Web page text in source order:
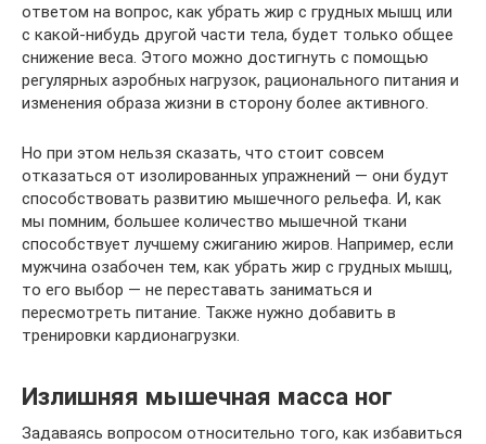
ответом на вопрос, как убрать жир с грудных мышц или
с какой-нибудь другой части тела, будет только общее
снижение веса. Этого можно достигнуть с помощью
регулярных аэробных нагрузок, рационального питания и
изменения образа жизни в сторону более активного.
Но при этом нельзя сказать, что стоит совсем
отказаться от изолированных упражнений — они будут
способствовать развитию мышечного рельефа. И, как
мы помним, большее количество мышечной ткани
способствует лучшему сжиганию жиров. Например, если
мужчина озабочен тем, как убрать жир с грудных мышц,
то его выбор — не переставать заниматься и
пересмотреть питание. Также нужно добавить в
тренировки кардионагрузки.
Излишняя мышечная масса ног
Задаваясь вопросом относительно того, как избавиться